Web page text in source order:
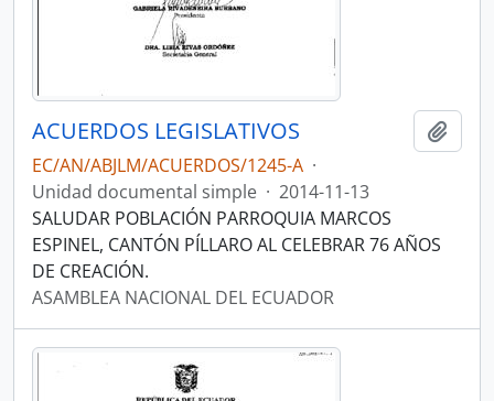
ACUERDOS LEGISLATIVOS
EC/AN/ABJLM/ACUERDOS/1245-A ·
Unidad documental simple · 2014-11-13
SALUDAR POBLACIÓN PARROQUIA MARCOS
ESPINEL, CANTÓN PÍLLARO AL CELEBRAR 76 AÑOS
DE CREACIÓN.
ASAMBLEA NACIONAL DEL ECUADOR